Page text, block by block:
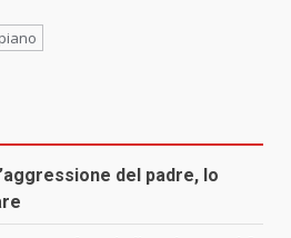
del padre, lo